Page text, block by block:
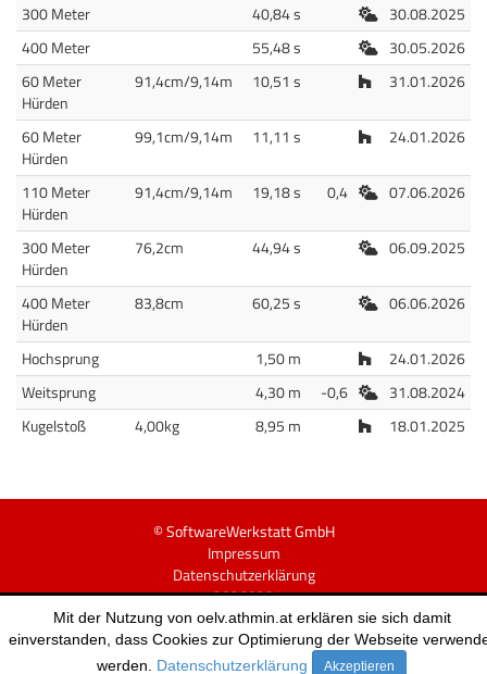
300 Meter
40,84 s Freiluft
30.08.2025
400 Meter
55,48 s Freiluft
30.05.2026
60 Meter
Hürden
91,4cm/9,14m 10,51 s Halle31.01.2026
60 Meter
Hürden
99,1cm/9,14m 11,11 s Halle24.01.2026
110 Meter
Hürden
91,4cm/9,14m 19,18 s 0,4 Freiluft
07.06.2026
300 Meter
Hürden
76,2cm 44,94 s Freiluft
06.09.2025
400 Meter
Hürden
83,8cm 60,25 s Freiluft
06.06.2026
Hochsprung 1,50 m Halle24.01.2026
Weitsprung
4,30 m -0,6 Freiluft
31.08.2024
Kugelstoß
4,00kg 8,95 m Halle18.01.2025
© SoftwareWerkstatt GmbH
Impressum
Datenschutzerklärung
v20260224
Mit der Nutzung von oelv.athmin.at erklären sie sich damit
einverstanden, dass Cookies zur Optimierung der Webseite
werden. Datenschutzerklärung Akzeptieren